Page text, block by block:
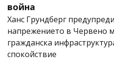
война
Ханс Грундберг
напрежението в Червено
гражданска
спокойствие